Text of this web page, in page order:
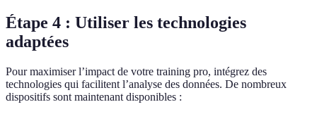
Étape 4 : Utiliser les technologies
adaptées
Pour maximiser l’impact de votre training pro, intégrez des
technologies qui facilitent l’analyse des données. De nombreux
dispositifs sont maintenant disponibles :